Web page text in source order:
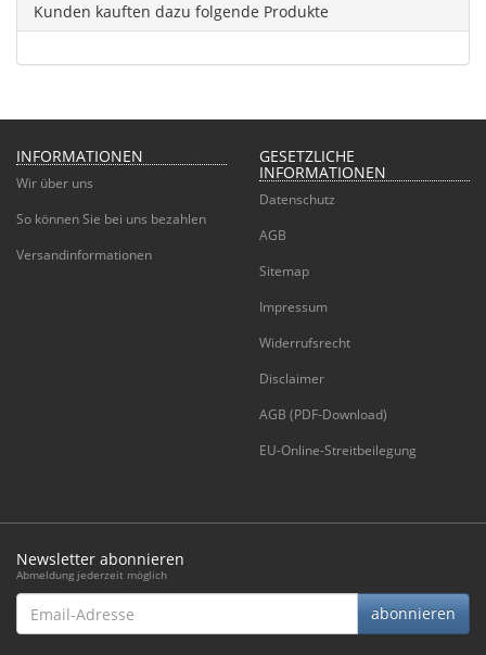
Kunden kauften dazu folgende Produkte
INFORMATIONEN
Wir über uns
So können Sie bei uns bezahlen
Versandinformationen
GESETZLICHE
INFORMATIONEN
Datenschutz
AGB
Sitemap
Impressum
Widerrufsrecht
Disclaimer
AGB (PDF-Download)
EU-Online-Streitbeilegung
Newsletter abonnieren
Abmeldung jederzeit möglich
Email-
Adresse
abonnieren